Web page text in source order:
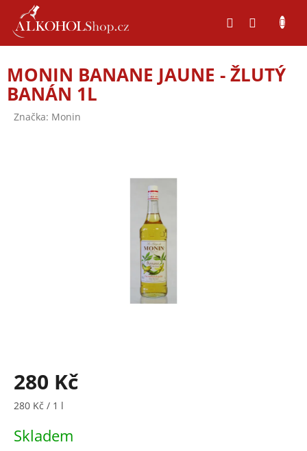
obsah
MONIN BANANE JAUNE - ŽLUTÝ
BANÁN 1L
Značka: Monin
280 Kč
Měrná
280 Kč / 1 l
Skladem